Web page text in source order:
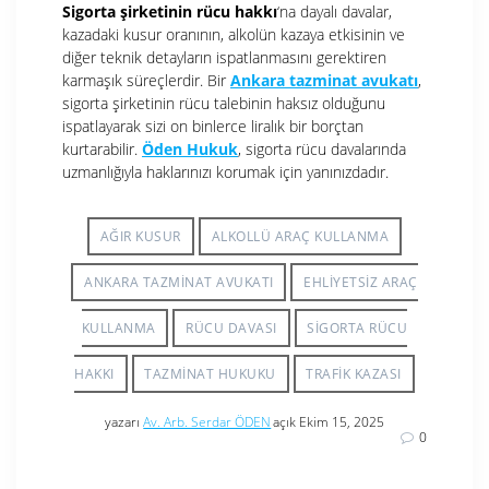
Sigorta şirketinin rücu hakkı‘na dayalı davalar,
kazadaki kusur oranının, alkolün kazaya etkisinin ve
diğer teknik detayların ispatlanmasını gerektiren
karmaşık süreçlerdir. Bir Ankara tazminat avukatı,
sigorta şirketinin rücu talebinin haksız olduğunu
ispatlayarak sizi on binlerce liralık bir borçtan
kurtarabilir. Öden Hukuk, sigorta rücu davalarında
uzmanlığıyla haklarınızı korumak için yanınızdadır.
AĞIR KUSUR ALKOLLÜ ARAÇ KULLANMA
ANKARA TAZMINAT AVUKATI EHLIYETSIZ ARAÇ
KULLANMA RÜCU DAVASI SIGORTA RÜCU
HAKKI TAZMINAT HUKUKU TRAFIK KAZASI
yazarıAv. Arb. Serdar ÖDENaçık Ekim 15, 2025
0